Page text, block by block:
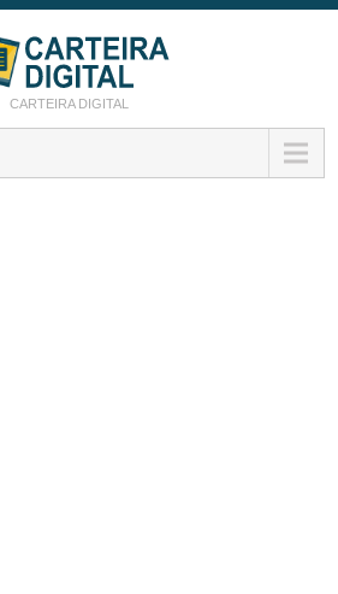
CARTEIRA DIGITAL